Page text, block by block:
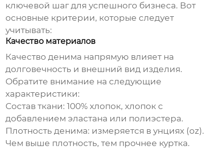
ключевой шаг для успешного бизнеса. Вот
основные критерии, которые следует
учитывать:
Качество материалов
Качество денима напрямую влияет на
долговечность и внешний вид изделия.
Обратите внимание на следующие
характеристики:
Состав ткани: 100% хлопок, хлопок с
добавлением эластана или полиэстера.
Плотность денима: измеряется в унциях (oz).
Чем выше плотность, тем прочнее куртка.